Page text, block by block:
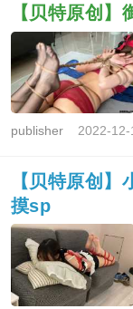
【贝特原创
publisher2022-12-
【贝特原创
摸sp